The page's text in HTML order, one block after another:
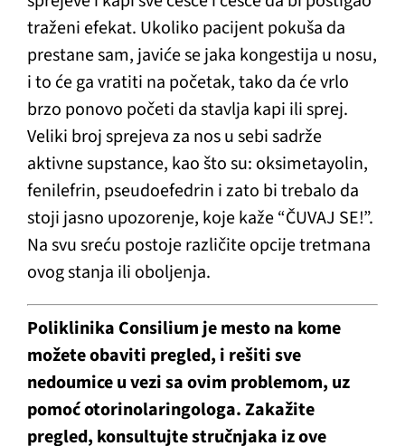
traženi efekat. Ukoliko pacijent pokuša da
prestane sam, javiće se jaka kongestija u nosu,
i to će ga vratiti na početak, tako da će vrlo
brzo ponovo početi da stavlja kapi ili sprej.
Veliki broj sprejeva za nos u sebi sadrže
aktivne supstance, kao što su: oksimetayolin,
fenilefrin, pseudoefedrin i zato bi trebalo da
stoji jasno upozorenje, koje kaže “ČUVAJ SE!”.
Na svu sreću postoje različite opcije tretmana
ovog stanja ili oboljenja.
Poliklinika Consilium je mesto na kome
možete obaviti pregled, i rešiti sve
nedoumice u vezi sa ovim problemom, uz
pomoć otorinolaringologa. Zakažite
pregled, konsultujte stručnjaka iz ove